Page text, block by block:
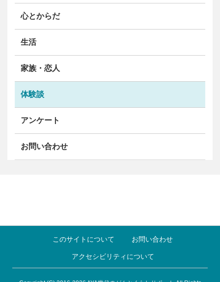
心とからだ
生活
家族・恋人
体験談
アンケート
お問い合わせ
このサイトについて お問い合わせ
アクセシビリティについて